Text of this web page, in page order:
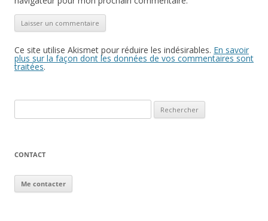
Ce site utilise Akismet pour réduire les indésirables. En savoir
plus sur la façon dont les données de vos commentaires sont
traitées.
CONTACT
Me contacter